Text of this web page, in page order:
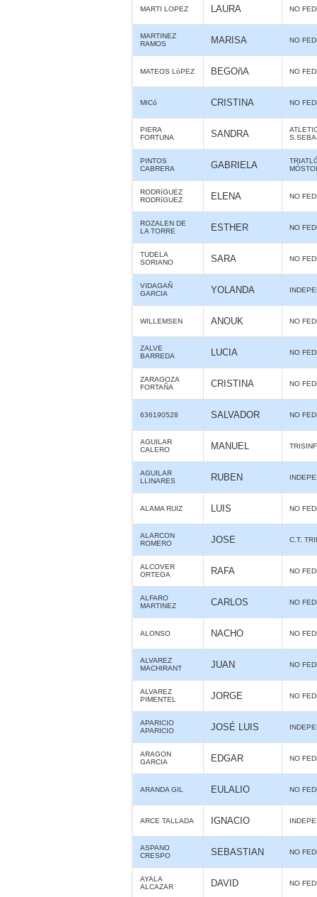
MARTI LOPEZ LAURA NO
MARTINEZ
RAMOS
MARISA NO
MATEOS LóPEZ BEGOñA NO
MICó CRISTINA NO
PIERA
FORTUNA
SANDRA
PINTOS
CABRERA
GABRIELA
RODRíGUEZ
RODRíGUEZ
ELENA NO
ROZALEN DE
LA TORRE
ESTHER NO
TUDELA
SORIANO
SARA NO
VIDAGAÑ
GARCIA
YOLANDA
WILLEMSEN ANOUK NO
ZALVE
BARREDA
LUCIA NO
ZARAGOZA
FORTAÑA
CRISTINA NO
636190528 SALVADOR NO
AGUILAR
CALERO
MANUEL
AGUILAR
LLINARES
RUBEN
ALAMA RUIZ LUIS NO
ALARCON
ROMERO
JOSE C.T.
ALCOVER
ORTEGA
RAFA NO
ALFARO
MARTINEZ
CARLOS NO
ALONSO NACHO NO
ALVAREZ
MACHIRANT
JUAN NO
ALVAREZ
PIMENTEL
JORGE NO
APARICIO
APARICIO
JOSÉ LUIS
ARAGON
GARCIA
EDGAR NO
ARANDA GIL EULALIO NO
ARCE TALLADA IGNACIO
ASPANO
CRESPO
SEBASTIAN NO
AYALA
ALCAZAR
DAVID NO